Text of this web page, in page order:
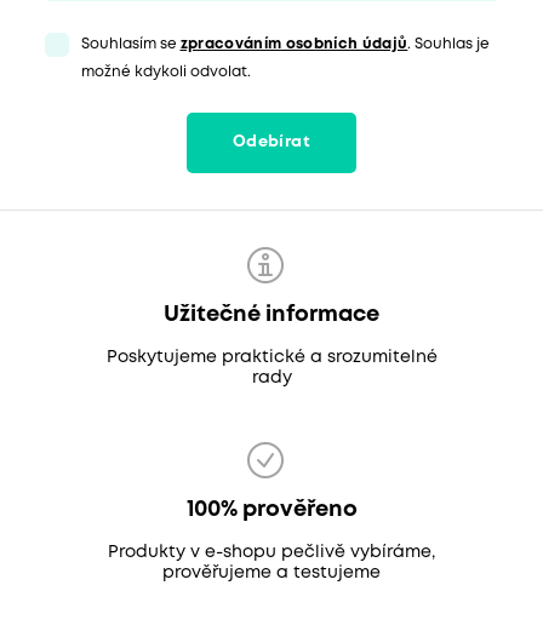
Souhlasím se zpracováním osobních údajů. Souhlas je
možné kdykoli odvolat.
Odebírat
Užitečné informace
Poskytujeme praktické a srozumitelné
rady
100% prověřeno
Produkty v e-shopu pečlivě vybíráme,
prověřujeme a testujeme